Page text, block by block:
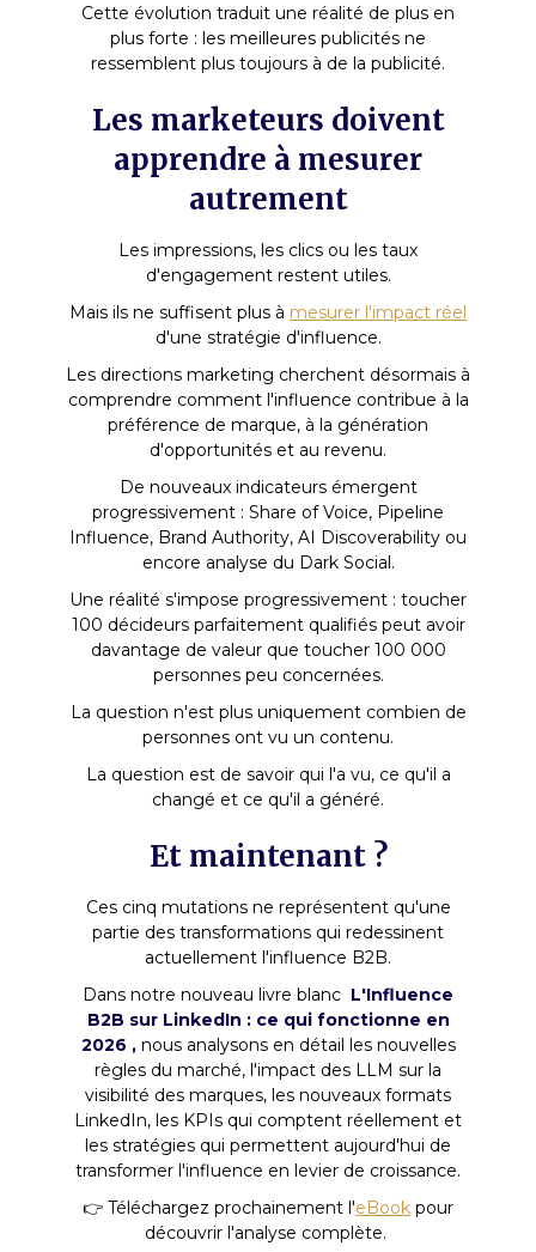
Cette évolution traduit une réalité de plus en
plus forte : les meilleures publicités ne
ressemblent plus toujours à de la publicité.
Les marketeurs doivent
apprendre à mesurer
autrement
Les impressions, les clics ou les taux
d'engagement restent utiles.
Mais ils ne suffisent plus à mesurer l'impact réel
d'une stratégie d'influence.
Les directions marketing cherchent désormais à
comprendre comment l'influence contribue à la
préférence de marque, à la génération
d'opportunités et au revenu.
De nouveaux indicateurs émergent
progressivement : Share of Voice, Pipeline
Influence, Brand Authority, AI Discoverability ou
encore analyse du Dark Social.
Une réalité s'impose progressivement : toucher
100 décideurs parfaitement qualifiés peut avoir
davantage de valeur que toucher 100 000
personnes peu concernées.
La question n'est plus uniquement combien de
personnes ont vu un contenu.
La question est de savoir qui l'a vu, ce qu'il a
changé et ce qu'il a généré.
Et maintenant ?
Ces cinq mutations ne représentent qu'une
partie des transformations qui redessinent
actuellement l'influence B2B.
Dans notre nouveau livre blanc L'Influence
B2B sur LinkedIn : ce qui fonctionne en
2026 ,nous analysons en détail les nouvelles
règles du marché, l'impact des LLM sur la
visibilité des marques, les nouveaux formats
LinkedIn, les KPIs qui comptent réellement et
les stratégies qui permettent aujourd'hui de
transformer l'influence en levier de croissance.
👉 Téléchargez prochainement l'eBook pour
découvrir l'analyse complète.